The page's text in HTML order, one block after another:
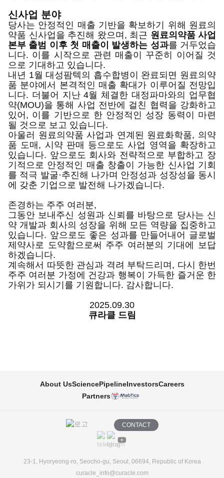
신사업 분야
당사는 안정적인 매출 기반을 확보하기 위해 원료의
약품 신사업을 추진해 왔으며, 최근 원료의약품 사업
본부 출범 이후 첫 매출이 발생하는 성과를 거두었습
니다. 이를 시작으로 관련 매출이 꾸준히 이어질 것
으로 기대하고 있습니다.
내년 1월 대성팜텍의 흡수합병이 완료되면 원료의약
품 분야에서 본격적인 매출 확대가 이루어질 전망입
니다. 더불어 지난 4월 체결한 대정파마와의 업무협
약(MOU)을 통해 사업 전반에 걸친 협력을 강화하고
있어, 이를 기반으로 한 안정적인 성장 동력이 마련
될 것으로 보고 있습니다.
아울러 원료의약품 사업과 연계된 원료화학품, 의약
품 도매, 시약 판매 등으로도 사업 영역을 확장하고
있습니다. 앞으로도 회사와 전략적으로 부합하고 장
기적으로 안정적인 매출 창출이 가능한 신사업 기회
를 적극 발굴·추진해 나가며 안정성과 성장성을 동시
에 갖춘 기업으로 발전해 나가겠습니다.
존경하는 주주 여러분,
그동안 보내주신 성원과 신뢰를 바탕으로 당사는 신
약 개발과 회사의 성장을 위해 모든 역량을 집중하고
있습니다. 앞으로도 좋은 성과를 만들어내어 글로벌
제약사로 도약함으로써 주주 여러분의 기대에 보답
하겠습니다.
계속해서 따뜻한 관심과 격려 부탁드리며, 다시 한번
주주 여러분 가정에 건강과 행복이 가득한 즐거운 한
가위가 되시기를 기원합니다. 감사합니다.
2025.09.30
큐라클 드림
About UsSciencePipelineInvestorsCareers
Partners
CONTACT
23-1, Hyoryeong-ro, Seocho-gu, Seoul, 06694, Republic of Korea
curacle_info@curacle.com